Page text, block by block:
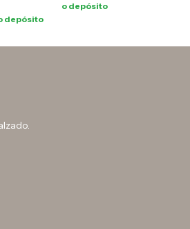
depósito
o depósito